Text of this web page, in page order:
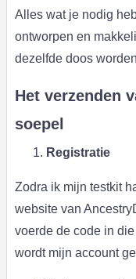
Alles wat je nodig
ontworpen en
dezelfde doos
Het verzenden
soepel
Registratie
Zodra ik mijn testkit
website van
voerde de code in
wordt mijn account